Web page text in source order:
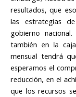
resultados, que
las estrategias
gobierno
también en la
mensual tendrá
esperamos el
reducción, en el
que los recursos